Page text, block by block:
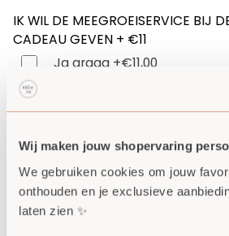
Wij maken jouw shopervaring
We gebruiken cookies om jouw
onthouden en je exclusieve
laten zien ✨
IK WIL DE MEEGROEISERVICE BIJ
CADEAU GEVEN + €11
Ja graag +€11,00
Blijkt de maat achteraf niet
probleemdeze kunnen we
vergoeding van de
aanpassen.